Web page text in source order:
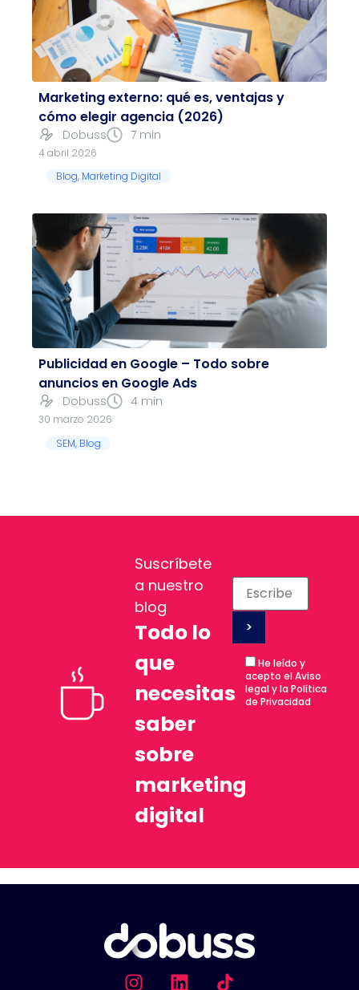
Marketing externo: qué es, ventajas y
cómo elegir agencia (2026)
Dobuss 7 min
4 abril 2026
Blog, Marketing Digital
Publicidad en Google – Todo sobre
anuncios en Google Ads
Dobuss 4 min
30 marzo 2026
SEM, Blog
Suscríbete
a nuestro
blog
Todo lo
que
necesitas
saber
sobre
marketing
digital
He leído y
acepto el Aviso
legal y la Política
de Privacidad